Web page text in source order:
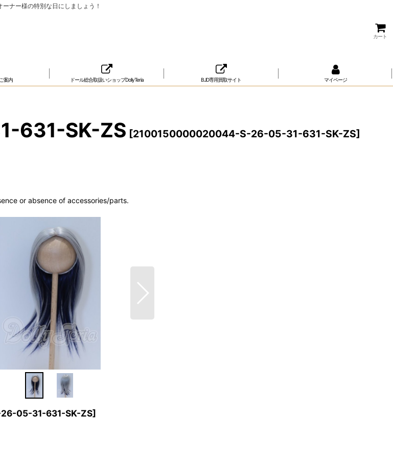
ナー様の特別な日にしましょう！
カート
案内 ドール総合取扱いショップDollyTeria BJD専用買取サイト マイページ
631-SK-ZS [2100150000020044-S-26-05-31-631-SK-ZS]
or absence of accessories/parts.
05-31-631-SK-ZS]